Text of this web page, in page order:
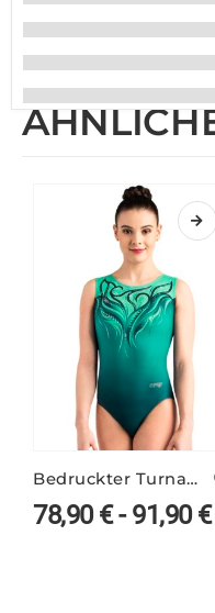
Bedruckter Turnanzug DYLA/3 ohne Arm
78,90€-91,90€